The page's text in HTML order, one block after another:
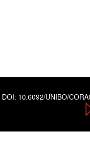
DOI: 10.6092/UNIBO/